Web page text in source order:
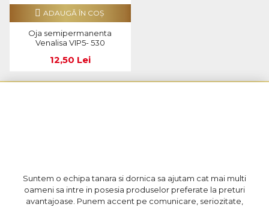
Oja semipermanenta
Venalisa VIP5- 530
12,50 Lei
ADAUGĂ ÎN COŞ
Suntem o echipa tanara si dornica sa ajutam cat mai multi
oameni sa intre in posesia produselor preferate la preturi
avantajoase. Punem accent pe comunicare, seriozitate,